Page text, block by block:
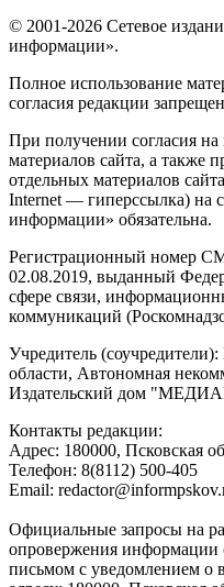
© 2001-2026 Сетевое
информации».
Полное использование
согласия редакции
При получении согласия на
материалов сайта, а также
отдельных материалов
Internet — гиперссылка) на
информации» обязательна.
Регистрационный номер
02.08.2019, выданный
сфере связи,
коммуникаций
Учредитель
области, Автономная
Издательский дом
Контакты редакции:
Адреc: 180000, Псковская
Телефон: 8(8112) 500-405
Email:
Официальные запросы на
опровержения информации
письмом с уведомлением о